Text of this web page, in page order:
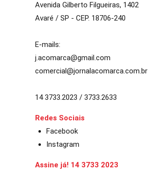
Avenida Gilberto Filgueiras, 1402
Avaré / SP - CEP. 18706-240
E-mails:
j.acomarca@gmail.com
comercial@jornalacomarca.com.br
14 3733.2023 / 3733.2633
Redes Sociais
Facebook
Instagram
Assine já! 14 3733 2023